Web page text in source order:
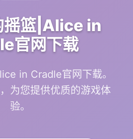
摇篮|Alice in
官网下载
in Cradle官网下载。
为您提供优质的游戏体
验。